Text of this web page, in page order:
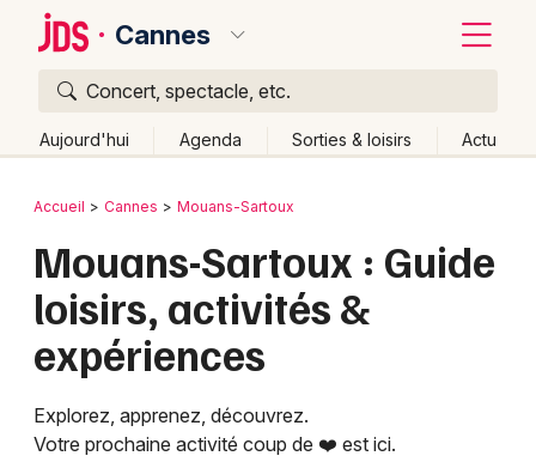
Cannes
Concert, spectacle, etc.
Aujourd'hui Agenda Sorties & loisirs Actu
Publier un événement
Grands événements
Activité & Expérience
Bordeaux
Colmar
Lille
Marseille
Retour
Accueil Cannes Mouans-Sartoux
Mouans-Sartoux : Guide
loisirs, activités &
expériences
Explorez, apprenez, découvrez.
Votre prochaine activité coup de ❤️ est ici.
Quoi ?
Où ?
Provence-Alpes-Côte-d'Azur
Partout
Près de moi
Changer de lieu
Quand ?